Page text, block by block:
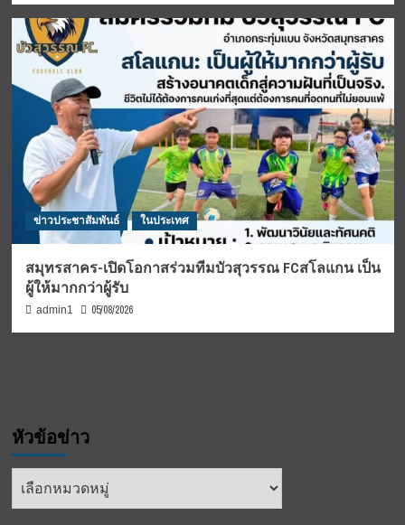
ข่าวประชาสัมพันธ์ ในประเทศ
สมุทรสาคร-เปิดโอกาสร่วมทีมบัวสุวรรณ FCสโลแกน เป็น
ผู้ให้มากกว่าผู้รับ
admin1 05/08/2026
หัวข้อข่าว
หัวข้อ